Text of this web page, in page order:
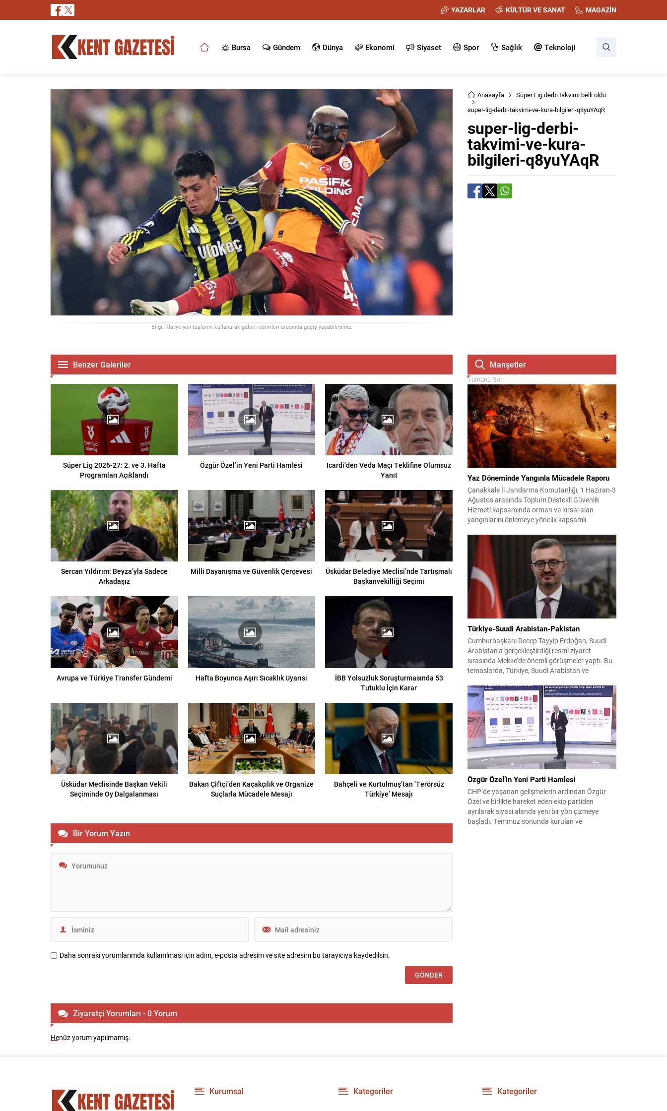
YAZARLAR KÜLTÜR VE SANAT MAGAZİN
Bursa Gündem Dünya Ekonomi Siyaset Spor Sağlık Teknoloji
Bilgi: Klavye yön tuşlarını kullanarak galeri resimleri arasında geçiş yapabilirsiniz.
Anasayfa
Süper Lig derbi takvimi belli oldu
super-lig-derbi-takvimi-ve-kura-bilgileri-q8yuYAqR
super-lig-derbi-
takvimi-ve-kura-
bilgileri-q8yuYAqR
Benzer Galeriler
Süper Lig 2026-27: 2. ve 3. Hafta
Programları Açıklandı
Özgür Özel’in Yeni Parti Hamlesi
Icardi’den Veda Maçı Teklifine Olumsuz
Yanıt
Sercan Yıldırım: Beyza’yla Sadece
Arkadaşız
Milli Dayanışma ve Güvenlik Çerçevesi
Üsküdar Belediye Meclisi’nde Tartışmalı
Başkanvekilliği Seçimi
Avrupa ve Türkiye Transfer Gündemi Hafta Boyunca Aşırı Sıcaklık Uyarısı
İBB Yolsuzluk Soruşturmasında 53
Tutuklu İçin Karar
Üsküdar Meclisinde Başkan Vekili
Seçiminde Oy Dalgalanması
Bakan Çiftçi’den Kaçakçılık ve Organize
Suçlarla Mücadele Mesajı
Bahçeli ve Kurtulmuş’tan ‘Terörsüz
Türkiye’ Mesajı
Bir Yorum Yazın
Daha sonraki yorumlarımda kullanılması için adım, e-posta adresim ve site adresim bu tarayıcıya kaydedilsin.
Ziyaretçi Yorumları - 0 Yorum
Henüz yorum yapılmamış.
Manşetler
Tümünü Gör
Yaz Döneminde Yangınla Mücadele Raporu
Çanakkale İl Jandarma Komutanlığı, 1 Haziran-3
Ağustos arasında Toplum Destekli Güvenlik
Hizmeti kapsamında orman ve kırsal alan
yangınlarını önlemeye yönelik kapsamlı
görev yapan 178 tim ve 742 personel, sahada
aktif olarak halkı bilinçlendirdi ve denetim
faaliyetleri gerçekleştirdi. Faaliyetler esnasında
bin 315 biçerdöver ve balya...
Türkiye-Suudi Arabistan-Pakistan
Cumhurbaşkanı Recep Tayyip Erdoğan, Suudi
Arabistan’a gerçekleştirdiği resmi ziyaret
sırasında Mekke’de önemli görüşmeler yaptı. Bu
temaslarda, Türkiye, Suudi Arabistan ve
birliği çerçevesi oluşturuldu. Ziyaretin en somut
çıktısı, üç ülkenin imza attığı Mekke Ortak
Savunma Anlaşması oldu. Anlaşma; ortak
güvenlik yaklaşımıyla bölgesel barış, istikrar...
Özgür Özel’in Yeni Parti Hamlesi
CHP’de yaşanan gelişmelerin ardından Özgür
Özel ve birlikte hareket eden ekip partiden
ayrılarak siyasi alanda yeni bir yön çizmeye
başladı. Temmuz sonunda kurulan ve
Kurumsal Kategoriler Kategoriler